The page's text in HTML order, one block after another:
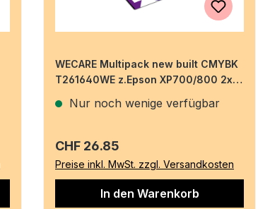
WECARE Multipack new built CMYBK
T261640WE z.Epson XP700/800 2x
Nur noch wenige verfügbar
Regulärer Preis:
CHF 26.85
Preise inkl. MwSt. zzgl. Versandkosten
In den Warenkorb